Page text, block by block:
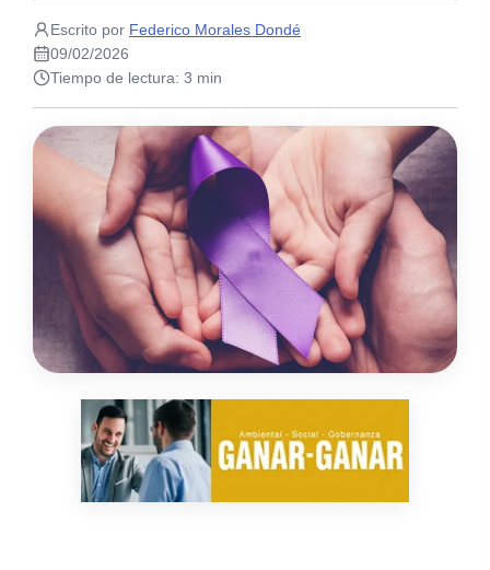
Escrito por Federico Morales Dondé
09/02/2026
Tiempo de lectura: 3 min